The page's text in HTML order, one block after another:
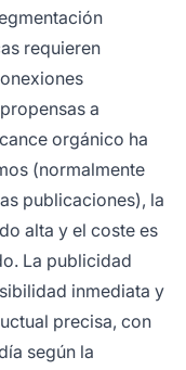
requieren
a
orgánico ha
(normalmente
publicaciones), la
alta y el coste es
La publicidad
inmediata y
precisa, con
según la